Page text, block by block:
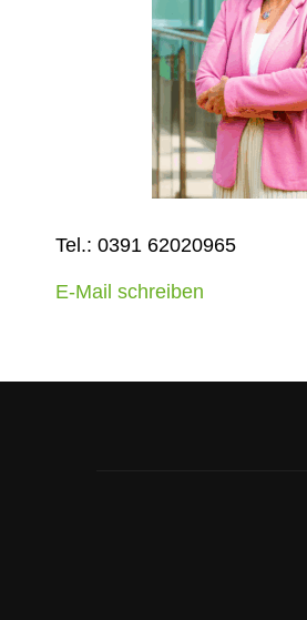
Tel.: 0391 62020965
E-Mail schreiben